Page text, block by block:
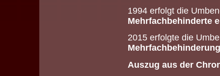
1994 erfolgt die
Mehrfachbehinderte
2015 erfolgte die
Auszug aus der